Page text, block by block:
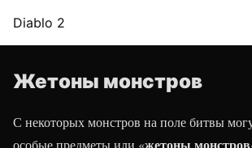
Diablo 2
Жетоны монстров
С некоторых монстров на поле битвы
особые предметы или «